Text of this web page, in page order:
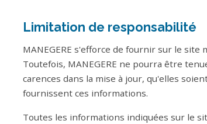
Limitation de responsabilité
MANEGERE s'efforce de fournir sur le
Toutefois, MANEGERE ne pourra être
carences dans la mise à jour, qu'elles
fournissent ces informations.
Toutes les informations indiquées sur le